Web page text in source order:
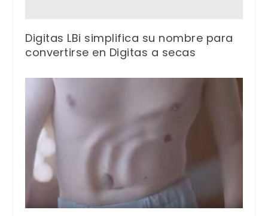
Digitas LBi simplifica su nombre para
convertirse en Digitas a secas